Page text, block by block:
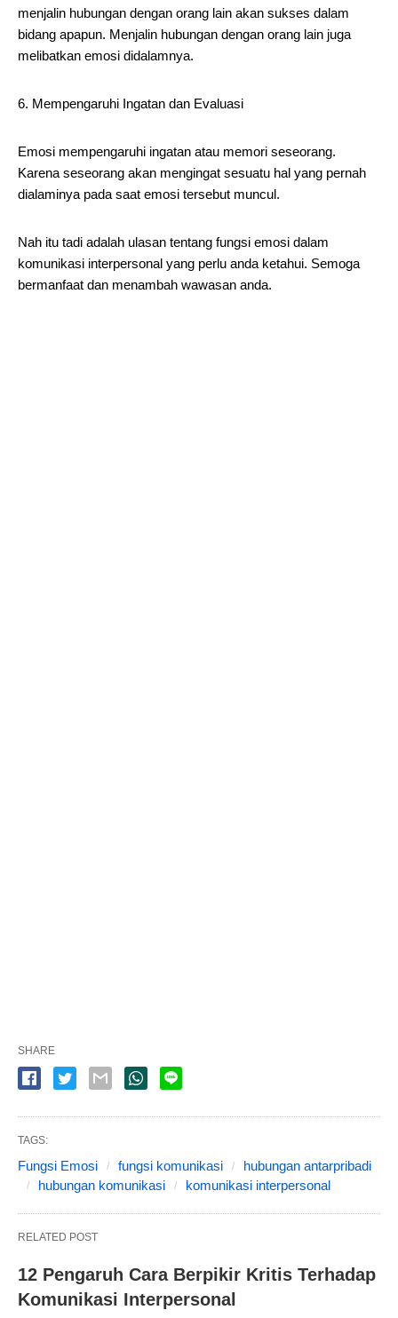
menjalin hubungan dengan orang lain akan sukses dalam
bidang apapun. Menjalin hubungan dengan orang lain juga
melibatkan emosi didalamnya.
6. Mempengaruhi Ingatan dan Evaluasi
Emosi mempengaruhi ingatan atau memori seseorang.
Karena seseorang akan mengingat sesuatu hal yang pernah
dialaminya pada saat emosi tersebut muncul.
Nah itu tadi adalah ulasan tentang fungsi emosi dalam
komunikasi interpersonal yang perlu anda ketahui. Semoga
bermanfaat dan menambah wawasan anda.
SHARE
TAGS:
Fungsi Emosi fungsi komunikasi
hubungan antarpribadi
hubungan komunikasi
komunikasi interpersonal
RELATED POST
12 Pengaruh Cara Berpikir Kritis Terhadap
Komunikasi Interpersonal